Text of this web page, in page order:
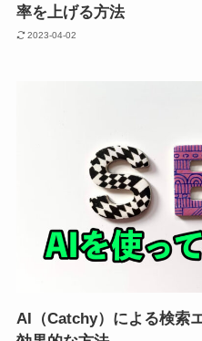
率を上げる方法
2023-04-02
AI（Catchy）による検索